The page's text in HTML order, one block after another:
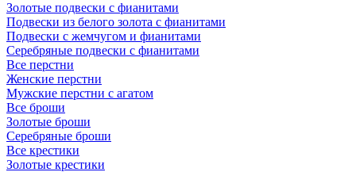
Золотые подвески с фианитами
Подвески из белого золота с фианитами
Подвески с жемчугом и фианитами
Серебряные подвески с фианитами
Все перстни
Женские перстни
Мужские перстни с агатом
Все броши
Золотые броши
Серебряные броши
Все крестики
Золотые крестики